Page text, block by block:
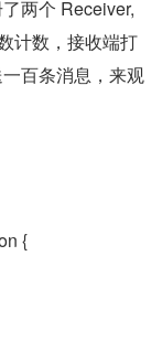
两个 Receiver,
计数，接收端打
百条消息，来观
{